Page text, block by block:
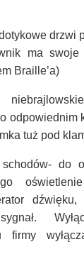
drzwi
ma swoje
Braille’a)
odpowiednim
tuż pod
do
dźwięku,
firmy